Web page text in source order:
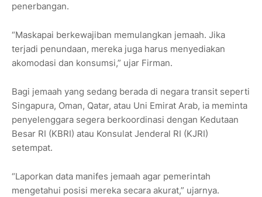
penerbangan.
“Maskapai berkewajiban memulangkan jemaah. Jika
terjadi penundaan, mereka juga harus menyediakan
akomodasi dan konsumsi,” ujar Firman.
Bagi jemaah yang sedang berada di negara transit seperti
Singapura, Oman, Qatar, atau Uni Emirat Arab, ia meminta
penyelenggara segera berkoordinasi dengan Kedutaan
Besar RI (KBRI) atau Konsulat Jenderal RI (KJRI)
setempat.
“Laporkan data manifes jemaah agar pemerintah
mengetahui posisi mereka secara akurat,” ujarnya.